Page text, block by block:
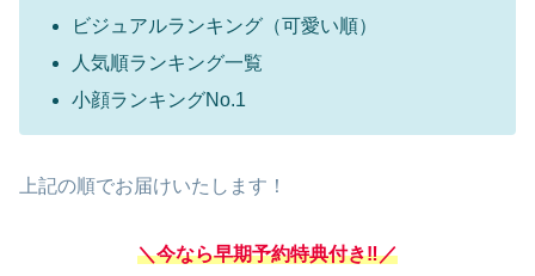
ビジュアルランキング（可愛い順）
人気順ランキング一覧
小顔ランキングNo.1
上記の順でお届けいたします！
＼今なら早期予約特典付き‼／